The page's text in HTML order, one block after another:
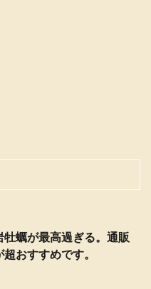
蠣が最高過ぎる。通販
おすすめです。